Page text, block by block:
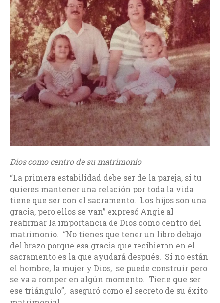
Dios como centro de su matrimonio
“La primera estabilidad debe ser de la pareja, si tu
quieres mantener una relación por toda la vida
tiene que ser con el sacramento. Los hijos son una
gracia, pero ellos se van” expresó Angie al
reafirmar la importancia de Dios como centro del
matrimonio. “No tienes que tener un libro debajo
del brazo porque esa gracia que recibieron en el
sacramento es la que ayudará después. Si no están
el hombre, la mujer y Dios, se puede construir pero
se va a romper en algún momento. Tiene que ser
ese triángulo”, aseguró como el secreto de su éxito